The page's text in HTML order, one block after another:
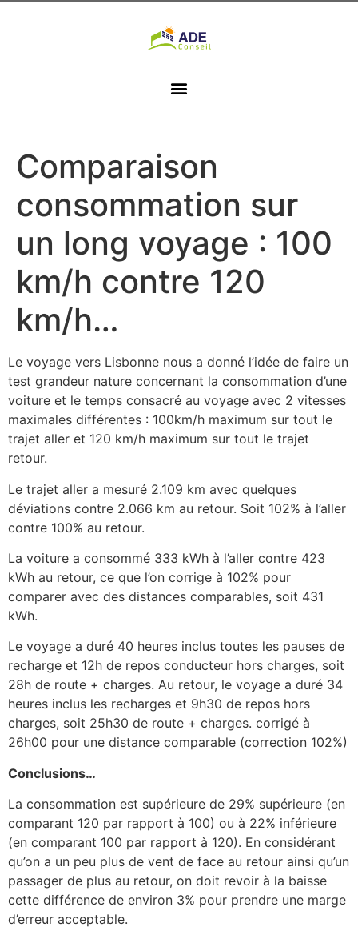
Comparaison
consommation sur
un long voyage : 100
km/h contre 120
km/h…
Le voyage vers Lisbonne nous a donné l’idée de faire un
test grandeur nature concernant la consommation d’une
voiture et le temps consacré au voyage avec 2 vitesses
maximales différentes : 100km/h maximum sur tout le
trajet aller et 120 km/h maximum sur tout le trajet
retour.
Le trajet aller a mesuré 2.109 km avec quelques
déviations contre 2.066 km au retour. Soit 102% à l’aller
contre 100% au retour.
La voiture a consommé 333 kWh à l’aller contre 423
kWh au retour, ce que l’on corrige à 102% pour
comparer avec des distances comparables, soit 431
kWh.
Le voyage a duré 40 heures inclus toutes les pauses de
recharge et 12h de repos conducteur hors charges, soit
28h de route + charges. Au retour, le voyage a duré 34
heures inclus les recharges et 9h30 de repos hors
charges, soit 25h30 de route + charges. corrigé à
26h00 pour une distance comparable (correction 102%)
Conclusions…
La consommation est supérieure de 29% supérieure (en
comparant 120 par rapport à 100) ou à 22% inférieure
(en comparant 100 par rapport à 120). En considérant
qu’on a un peu plus de vent de face au retour ainsi qu’un
passager de plus au retour, on doit revoir à la baisse
cette différence de environ 3% pour prendre une marge
d’erreur acceptable.